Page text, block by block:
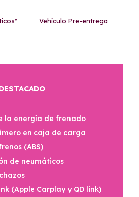
Vehículo Pre-entrega
la energía de frenado
en caja de carga
(ABS)
de neumáticos
(Apple Carplay y QD link)